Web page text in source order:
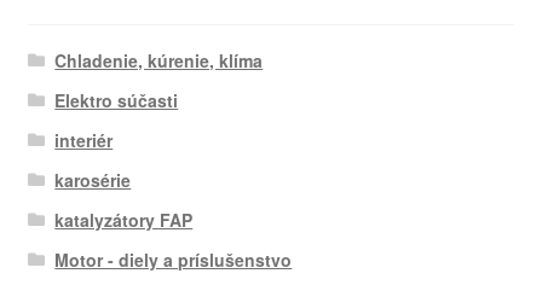
Chladenie, kúrenie, klíma
Elektro súčasti
interiér
karosérie
katalyzátory FAP
Motor - diely a príslušenstvo